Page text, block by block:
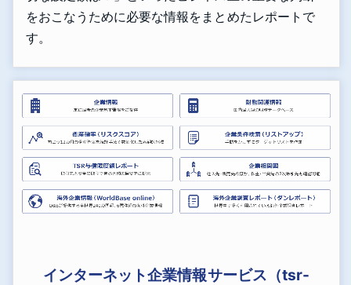
をおこなうために必要な情報をまとめたレポートで
す。
インターネット企業情報サービス（tsr-